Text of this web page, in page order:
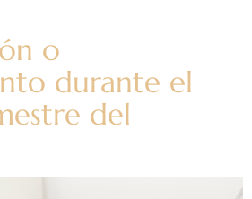
o
durante el
del